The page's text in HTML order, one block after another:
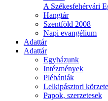
A Székesfehérvári
Hangtár
Szentföld 2008
Napi evangélium
Adattár
Adattár
Egyházunk
Intézmények
Plébániák
Lelkipásztori
Papok, szerzetesek